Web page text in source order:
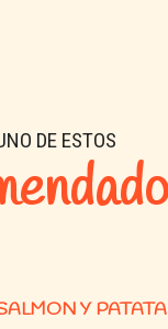
DE ESTOS
Y PATATA